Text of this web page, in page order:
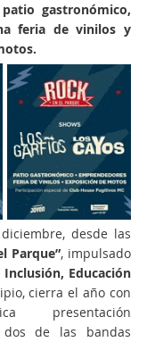
gastronómico,
feria de vinilos y
desde las
Parque”, impulsado
Educación
cierra el año con
presentación
dos de las bandas